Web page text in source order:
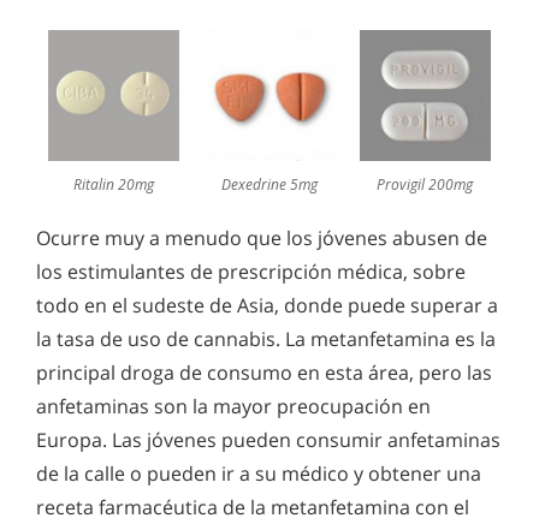
Ritalin 20mg Dexedrine 5mg Provigil 200mg
Ocurre muy a menudo que los jóvenes abusen de
los estimulantes de prescripción médica, sobre
todo en el sudeste de Asia, donde puede superar a
la tasa de uso de cannabis. La metanfetamina es la
principal droga de consumo en esta área, pero las
anfetaminas son la mayor preocupación en
Europa. Las jóvenes pueden consumir anfetaminas
de la calle o pueden ir a su médico y obtener una
receta farmacéutica de la metanfetamina con el